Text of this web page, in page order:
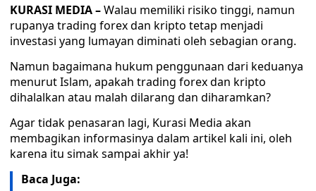
KURASI MEDIA –Walau memiliki risiko tinggi, namun
rupanya trading forex dan kripto tetap menjadi
investasi yang lumayan diminati oleh sebagian orang.
Namun bagaimana hukum penggunaan dari keduanya
menurut Islam, apakah trading forex dan kripto
dihalalkan atau malah dilarang dan diharamkan?
Agar tidak penasaran lagi, Kurasi Media akan
membagikan informasinya dalam artikel kali ini, oleh
karena itu simak sampai akhir ya!
Baca Juga: